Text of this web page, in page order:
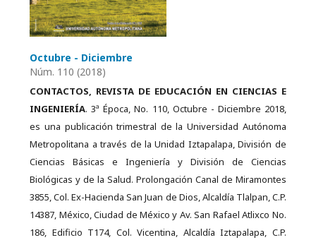
Octubre - Diciembre
Núm. 110 (2018)
CONTACTOS, REVISTA DE EDUCACIÓN EN CIENCIAS E
INGENIERÍA. 3ª Época, No. 110, Octubre - Diciembre 2018,
es una publicación trimestral de la Universidad Autónoma
Metropolitana a través de la Unidad Iztapalapa, División de
Ciencias Básicas e Ingeniería y División de Ciencias
Biológicas y de la Salud. Prolongación Canal de Miramontes
3855, Col. Ex-Hacienda San Juan de Dios, Alcaldía Tlalpan, C.P.
14387, México, Ciudad de México y Av. San Rafael Atlixco No.
186, Edificio T174, Col. Vicentina, Alcaldía Iztapalapa, C.P.